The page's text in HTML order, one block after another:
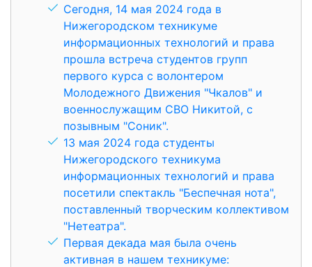
Сегодня, 14 мая 2024 года в
Нижегородском техникуме
информационных технологий и права
прошла встреча студентов групп
первого курса с волонтером
Молодежного Движения "Чкалов" и
военнослужащим СВО Никитой, с
позывным "Соник".
13 мая 2024 года студенты
Нижегородского техникума
информационных технологий и права
посетили спектакль "Беспечная нота",
поставленный творческим коллективом
"Нетеатра".
Первая декада мая была очень
активная в нашем техникуме: